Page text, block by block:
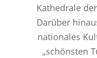
Kathedrale
Darüber
nationales
„schönsten